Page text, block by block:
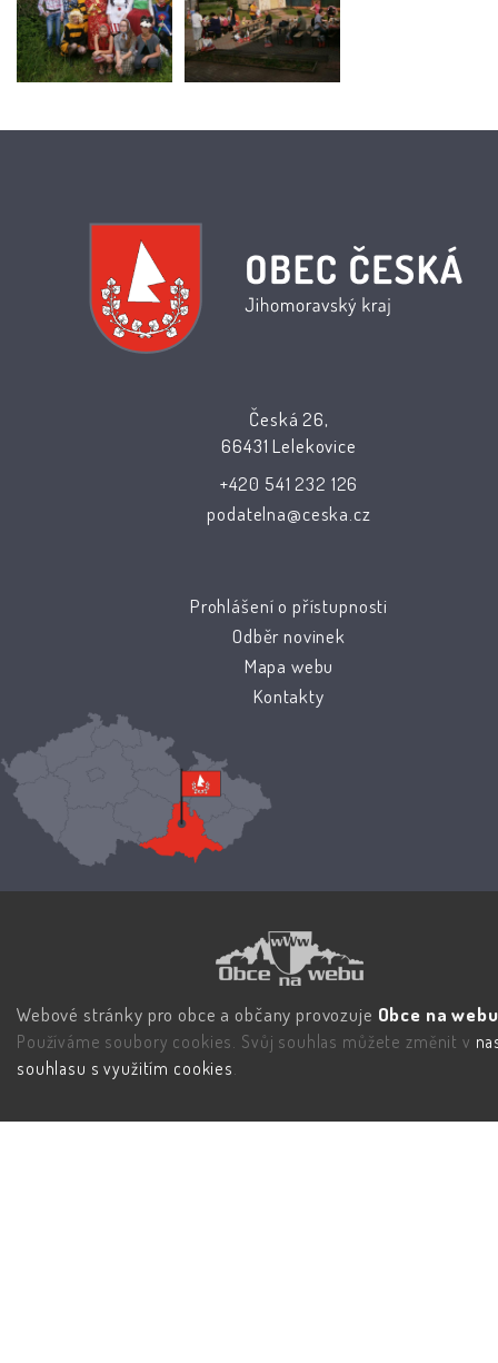
Česká 26,
66431 Lelekovice
+420 541 232 126
podatelna@ceska.cz
Prohlášení o přístupnosti
Odběr novinek
Mapa webu
Kontakty
Webové stránky pro obce a občany provozuje Obce na
Používáme soubory cookies. Svůj souhlas můžete změnit v
souhlasu s využitím cookies.